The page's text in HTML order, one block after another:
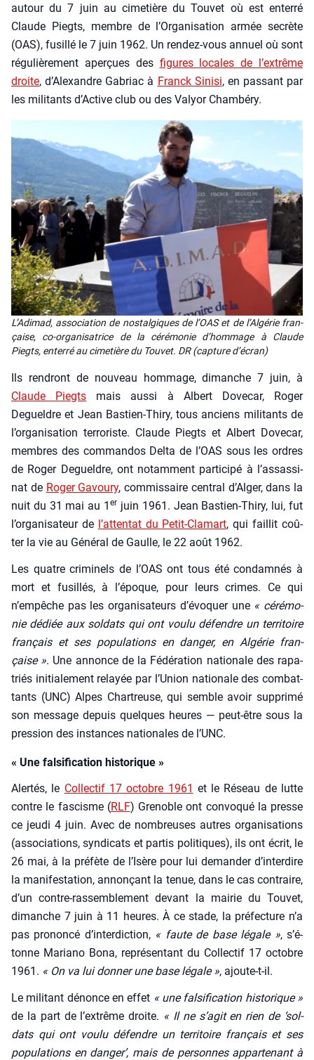
autour du 7 juin au cime­tière du Tou­vet où est enter­ré
Claude Piegts, membre de l’Or­ga­ni­sa­tion armée secrète
(OAS), fusillé le 7 juin 1962. Un ren­dez-vous annuel où sont
régu­liè­re­ment aper­çues des figures locales de l’ex­trême
droite, d’A­lexandre Gabriac à Franck Sini­si, en pas­sant par
les mili­tants d’Ac­tive club ou des Valyor Cham­bé­ry.
L’A­di­mad, asso­cia­tion de nos­tal­giques de l’OAS et de l’Al­gé­rie fran­
çaise, co-orga­ni­sa­trice de la céré­mo­nie d’hom­mage à Claude
Piegts, enter­ré au cime­tière du Tou­vet. DR (cap­ture d’é­cran)
Ils ren­dront de nou­veau hom­mage, dimanche 7 juin, à
Claude Piegts mais aus­si à Albert Dove­car, Roger
Degueldre et Jean Bas­tien-Thi­ry, tous anciens mili­tants de
l’or­ga­ni­sa­tion ter­ro­riste. Claude Piegts et Albert Dove­car,
membres des com­man­dos Del­ta de l’OAS sous les ordres
de Roger Degueldre, ont notam­ment par­ti­ci­pé à l’as­sas­si­
nat de Roger Gavou­ry, com­mis­saire cen­tral d’Alger, dans la
nuit du 31 mai au 1er juin 1961. Jean Bas­tien-Thi­ry, lui, fut
l’or­ga­ni­sa­teur de l’at­ten­tat du Petit-Cla­mart, qui faillit coû­
ter la vie au Géné­ral de Gaulle, le 22 août 1962.
Les quatre cri­mi­nels de l’OAS ont tous été condam­nés à
mort et fusillés, à l’é­poque, pour leurs crimes. Ce qui
n’empêche pas les orga­ni­sa­teurs d’é­vo­quer une « céré­mo­
nie dédiée aux sol­dats qui ont vou­lu défendre un ter­ri­toire
fran­çais et ses popu­la­tions en dan­ger, en Algé­rie fran­
çaise ». Une annonce de la Fédé­ra­tion natio­nale des rapa­
triés ini­tia­le­ment relayée par l’U­nion natio­nale des com­bat­
tants (UNC) Alpes Char­treuse, qui semble avoir sup­pri­mé
son mes­sage depuis quelques heures — peut-être sous la
pres­sion des ins­tances natio­nales de l’UNC.
« Une falsification historique »
Aler­tés, le Col­lec­tif 17 octobre 1961 et le Réseau de lutte
contre le fas­cisme (RLF) Gre­noble ont convo­qué la presse
ce jeu­di 4 juin. Avec de nom­breuses autres orga­ni­sa­tions
(asso­cia­tions, syn­di­cats et par­tis poli­tiques), ils ont écrit, le
26 mai, à la pré­fète de l’I­sère pour lui deman­der d’in­ter­dire
la mani­fes­ta­tion, annon­çant la tenue, dans le cas contraire,
d’un contre-ras­sem­ble­ment devant la mai­rie du Tou­vet,
dimanche 7 juin à 11 heures. À ce stade, la pré­fec­ture n’a
pas pro­non­cé d’in­ter­dic­tion, « faute de base légale », s’é­
tonne Maria­no Bona, repré­sen­tant du Col­lec­tif 17 octobre
1961. « On va lui don­ner une base légale », ajoute-t-il.
Le mili­tant dénonce en effet « une fal­si­fi­ca­tion his­to­rique »
de la part de l’ex­trême droite. « Il ne s’a­git en rien de ‘sol­
dats qui ont vou­lu défendre un ter­ri­toire fran­çais et ses
popu­la­tions en dan­ger’, mais de per­sonnes appar­te­nant à